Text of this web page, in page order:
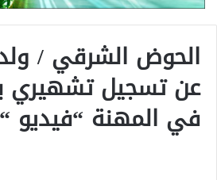
الحوض الشرقي / ولد
عن تسجيل تشهيري
في المهنة “فيديو “